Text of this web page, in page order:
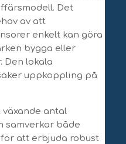
Det
av att
enkelt kan göra
bygga eller
Den lokala
uppkoppling på
antal
samverkar både
att erbjuda robust